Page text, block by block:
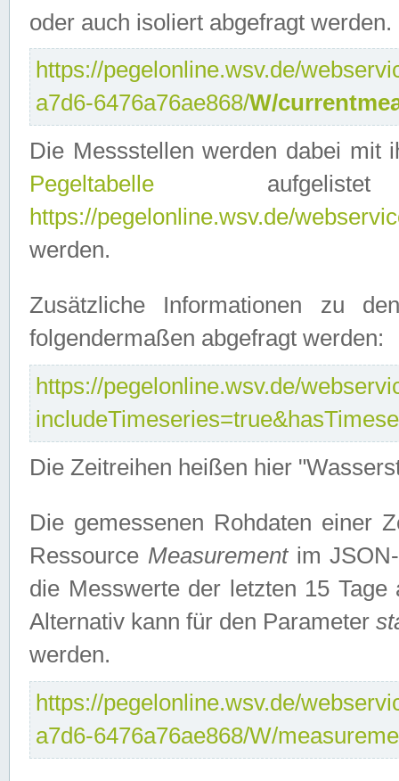
oder auch isoliert abgefragt werden.
https://pegelonline.wsv.de/
a7d6-6476a76ae868/W/
Die Messstellen werden dabei mit
Pegeltabelle
https://pegelonline.wsv.de/
werden.
Zusätzliche Informationen zu
folgendermaßen abgefragt werden:
https://pegelonline.wsv.de/
Die Zeitreihen heißen hier
Die gemessenen Rohdaten einer
Ressource Measurementim JSON-
die Messwerte der letzten 15
Alternativ kann für den Parameter
werden.
https://pegelonline.wsv.de/
a7d6-6476a76ae868/W/